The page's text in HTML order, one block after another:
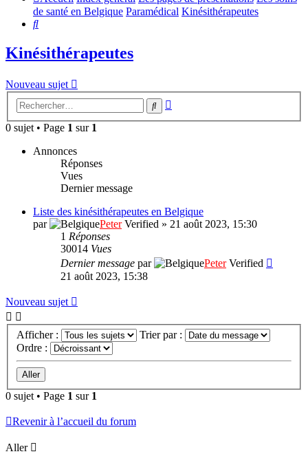
de santé en Belgique Paramédical Kinésithérapeutes
Rechercher
Kinésithérapeutes
Nouveau sujet
Rechercher
0 sujet • Page 1 sur 1
Annonces
Réponses
Vues
Dernier message
Liste des kinésithérapeutes en Belgique
par
Peter Verified » 21 août 2023, 15:30
1 Réponses
30014 Vues
Dernier message par Peter Verified
21 août 2023, 15:38
Nouveau sujet
Afficher :
Trier par :
Ordre :
0 sujet • Page 1 sur 1
Revenir à l’accueil du forum
Aller